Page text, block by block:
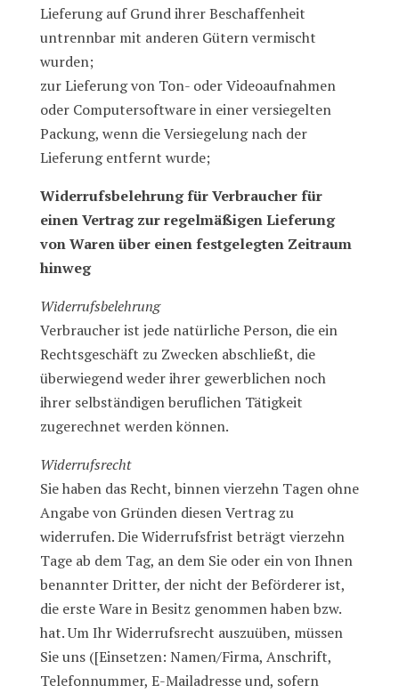
Lieferung auf Grund ihrer Beschaffenheit
untrennbar mit anderen Gütern vermischt
wurden;
zur Lieferung von Ton- oder Videoaufnahmen
oder Computersoftware in einer versiegelten
Packung, wenn die Versiegelung nach der
Lieferung entfernt wurde;
Widerrufsbelehrung für Verbraucher für
einen Vertrag zur regelmäßigen Lieferung
von Waren über einen festgelegten Zeitraum
hinweg
Widerrufsbelehrung
Verbraucher ist jede natürliche Person, die ein
Rechtsgeschäft zu Zwecken abschließt, die
überwiegend weder ihrer gewerblichen noch
ihrer selbständigen beruflichen Tätigkeit
zugerechnet werden können.
Widerrufsrecht
Sie haben das Recht, binnen vierzehn Tagen ohne
Angabe von Gründen diesen Vertrag zu
widerrufen. Die Widerrufsfrist beträgt vierzehn
Tage ab dem Tag, an dem Sie oder ein von Ihnen
benannter Dritter, der nicht der Beförderer ist,
die erste Ware in Besitz genommen haben bzw.
hat. Um Ihr Widerrufsrecht auszuüben, müssen
Sie uns ([Einsetzen: Namen/Firma, Anschrift,
Telefonnummer, E-Mailadresse und, sofern